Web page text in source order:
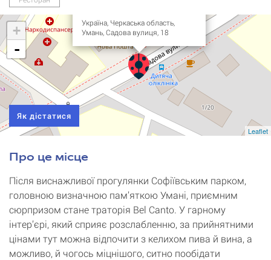
Україна, Черкаська область,
Умань, Садова вулиця, 18
+
-
Leaflet
Як дістатися
Про це місце
Після виснажливої прогулянки Софіївським парком,
головною визначною пам’яткою Умані, приємним
сюрпризом стане траторія Bel Canto. У гарному
інтер’єрі, який сприяє розслабленню, за прийнятними
цінами тут можна відпочити з келихом пива й вина, а
можливо, й чогось міцнішого, ситно пообідати